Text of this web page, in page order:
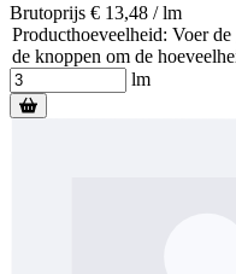
Brutoprijs € 13,48 / lm
Producthoeveelheid: Voer
de knoppen om de
lm